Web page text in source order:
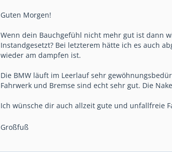
Guten Morgen!
Wenn dein Bauchgefühl nicht mehr gut ist dann
Instandgesetzt? Bei letzterem hätte ich es auch
wieder am dampfen ist.
Die BMW läuft im Leerlauf sehr
Fahrwerk und Bremse sind echt sehr gut. Die
Ich wünsche dir auch allzeit gute und unfallfreie
Großfuß